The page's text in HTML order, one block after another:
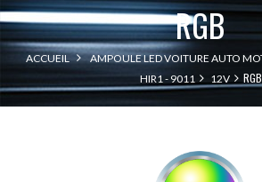
RGB
ACCUEIL
AMPOULE LED VOITURE AUTO
HIR1 - 9011
12V RGB